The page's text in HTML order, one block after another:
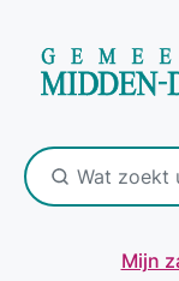
Mijn